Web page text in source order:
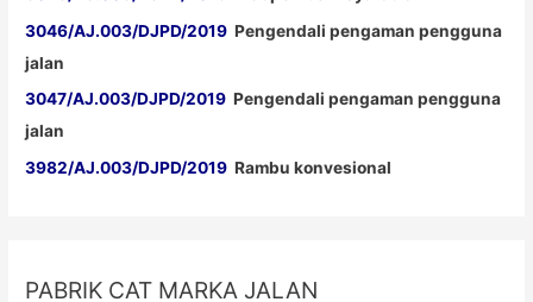
3046/AJ.003/DJPD/2019 Pengendali pengaman pengguna
jalan
3047/AJ.003/DJPD/2019 Pengendali pengaman pengguna
jalan
3982/AJ.003/DJPD/2019 Rambu konvesional
PABRIK CAT MARKA JALAN